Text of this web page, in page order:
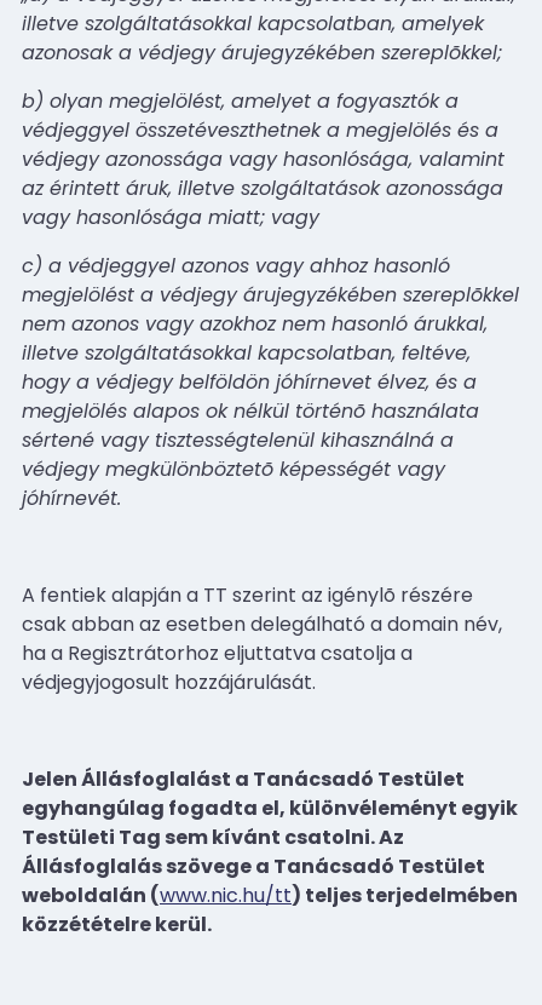
illetve szolgáltatásokkal kapcsolatban, amelyek
azonosak a védjegy árujegyzékében szereplõkkel;
b) olyan megjelölést, amelyet a fogyasztók a
védjeggyel összetéveszthetnek a megjelölés és a
védjegy azonossága vagy hasonlósága, valamint
az érintett áruk, illetve szolgáltatások azonossága
vagy hasonlósága miatt; vagy
c) a védjeggyel azonos vagy ahhoz hasonló
megjelölést a védjegy árujegyzékében szereplõkkel
nem azonos vagy azokhoz nem hasonló árukkal,
illetve szolgáltatásokkal kapcsolatban, feltéve,
hogy a védjegy belföldön jóhírnevet élvez, és a
megjelölés alapos ok nélkül történõ használata
sértené vagy tisztességtelenül kihasználná a
védjegy megkülönböztetõ képességét vagy
jóhírnevét.
A fentiek alapján a TT szerint az igénylõ részére
csak abban az esetben delegálható a domain név,
ha a Regisztrátorhoz eljuttatva csatolja a
védjegyjogosult hozzájárulását.
Jelen Állásfoglalást a Tanácsadó Testület
egyhangúlag fogadta el, különvéleményt egyik
Testületi Tag sem kívánt csatolni. Az
Állásfoglalás szövege a Tanácsadó Testület
weboldalán (www.nic.hu/tt) teljes terjedelmében
közzétételre kerül.